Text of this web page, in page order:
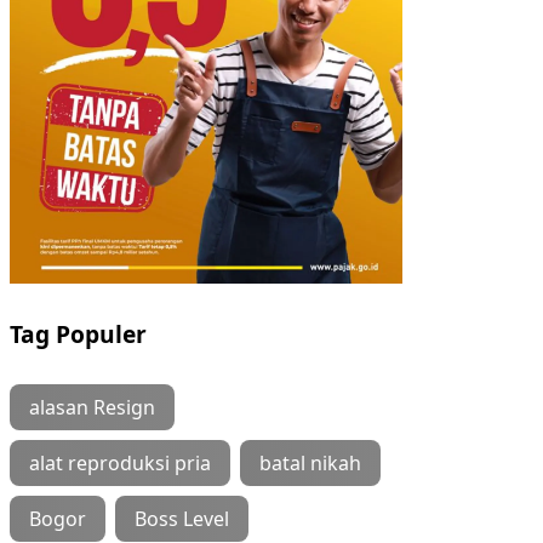
Tag Populer
alasan Resign
alat reproduksi pria batal nikah
Bogor Boss Level